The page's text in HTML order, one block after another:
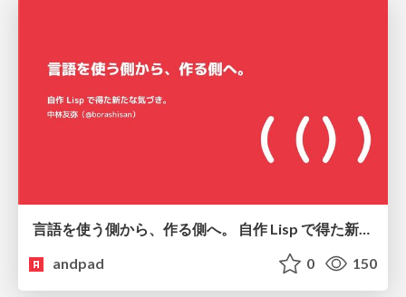
andpad
0 150